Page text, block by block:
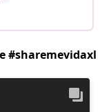
#sharemevidaxl